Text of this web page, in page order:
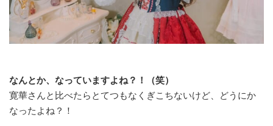
なんとか、なっていますよね？！（笑）
寛華さんと比べたらとてつもなくぎこちないけど、どうにか
なったよね？！